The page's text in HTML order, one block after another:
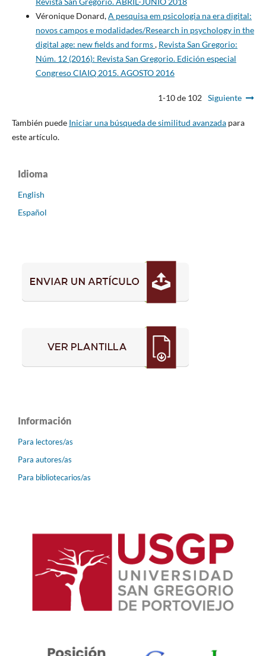
Véronique Donard,A pesquisa em psicologia na era digital:
novos campos e modalidades/Research in psychology in the
digital age: new fields and forms, Revista San Gregorio:
Núm. 12 (2016): Revista San Gregorio. Edición especial
Congreso CIAIQ 2015. AGOSTO 2016
1-10 de 102 Siguiente
También puede Iniciar una búsqueda de similitud avanzadapara
este artículo.
Idioma
English
Español
Información
Para lectores/as
Para autores/as
Para bibliotecarios/as